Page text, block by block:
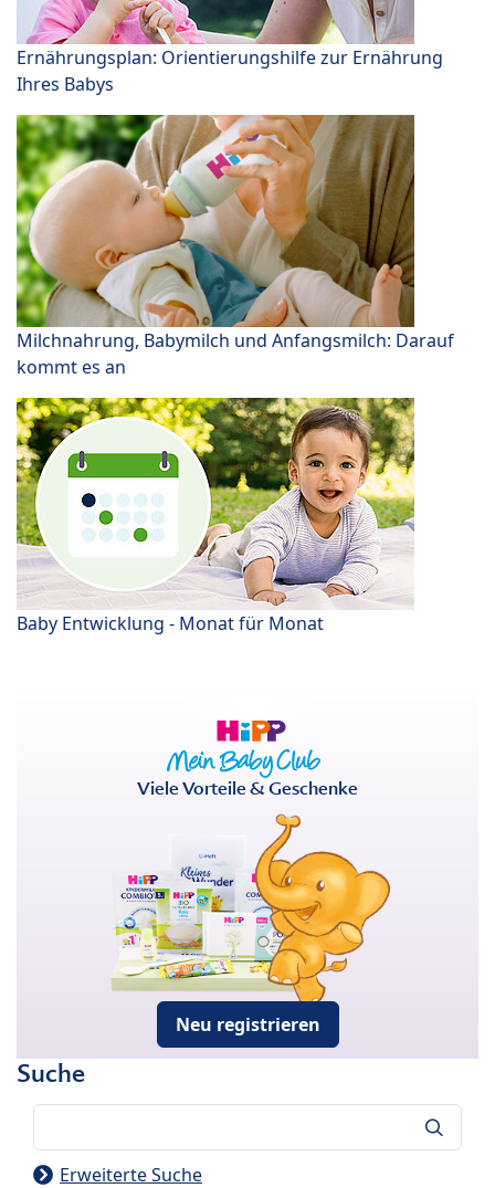
Ernährungsplan: Orientierungshilfe zur Ernährung
Ihres Babys
Milchnahrung, Babymilch und Anfangsmilch: Darauf
kommt es an
Baby Entwicklung - Monat für Monat
Viele Vorteile & Geschenke
Neu registrieren
Suche
Erweiterte Suche